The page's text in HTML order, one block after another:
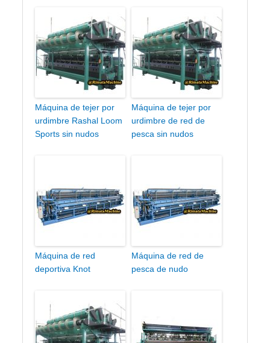
Máquina de tejer por
urdimbre Rashal Loom
Sports sin nudos
Máquina de tejer por
urdimbre de red de
pesca sin nudos
Máquina de red
deportiva Knot
Máquina de red de
pesca de nudo